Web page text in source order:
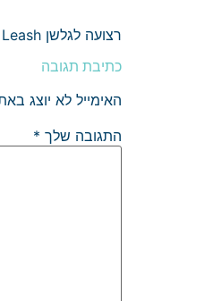
רצועה לגלשן Mystic Surf Leash
כתיבת תגובה
האימייל לא יוצג
התגובה שלך *